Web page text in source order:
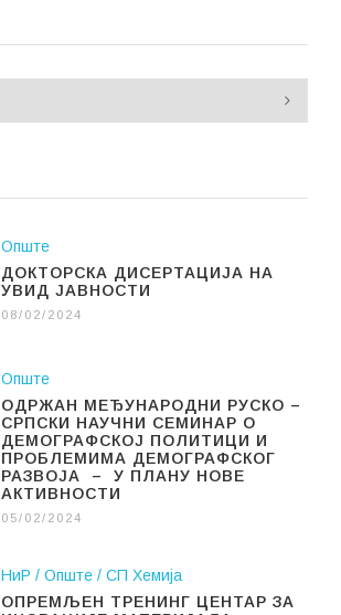
Опште
ДОКТОРСКА ДИСЕРТАЦИЈА НА
УВИД ЈАВНОСТИ
08/02/2024
Опште
ОДРЖАН МЕЂУНАРОДНИ РУСКО –
СРПСКИ НАУЧНИ СЕМИНАР О
ДЕМОГРАФСКОЈ ПОЛИТИЦИ И
ПРОБЛЕМИМА ДЕМОГРАФСКОГ
РАЗВОЈА – У ПЛАНУ НОВЕ
АКТИВНОСТИ
05/02/2024
НиР Опште
СП Хемија
ОПРЕМЉЕН ТРЕНИНГ ЦЕНТАР ЗА